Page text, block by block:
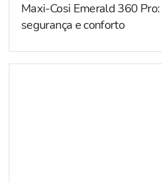
Maxi-Cosi Emerald 360
segurança e conforto